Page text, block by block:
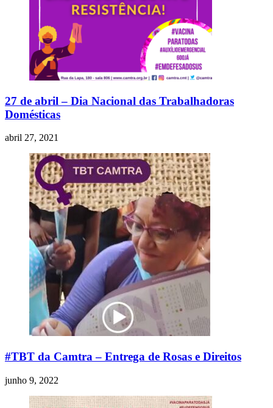
27 de abril – Dia Nacional das Trabalhadoras
Domésticas
abril 27, 2021
#TBT da Camtra – Entrega de Rosas e Direitos
junho 9, 2022